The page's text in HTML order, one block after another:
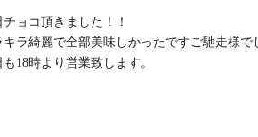
チョコ頂きました！！
キラ綺麗で全部美味しかったですご馳走様で
も18時より営業致します。